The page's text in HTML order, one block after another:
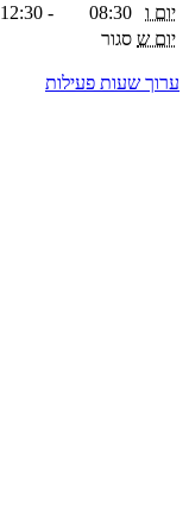
יום ו
08:30
-
12:30
יום ש סגור
ערוך שעות פעילות